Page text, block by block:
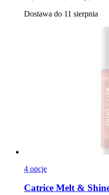
Dostawa do 11 sierpnia
4 opcje
Catrice Melt &